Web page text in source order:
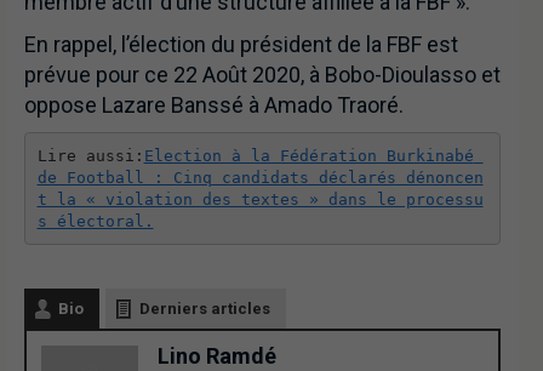
En rappel, l’élection du président de la FBF est
prévue pour ce 22 Août 2020, à Bobo-Dioulasso et
oppose Lazare Banssé à Amado Traoré.
Lire aussi: Election à la Fédération Burkinabé
de Football : Cinq candidats déclarés dénoncen
t la « violation des textes » dans le processu
s électoral.
Bio Derniers articles
Lino Ramdé